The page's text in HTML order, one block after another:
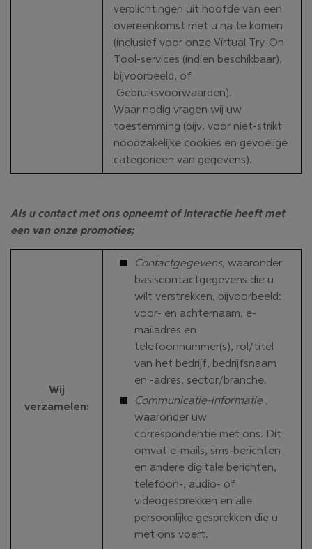
verplichtingen uit hoofde van een
overeenkomst met u na te komen
(inclusief voor onze Virtual Try-On
Tool-services (indien beschikbaar),
bijvoorbeeld, of
Gebruiksvoorwaarden).
Waar nodig vragen wij uw
toestemming (bijv. voor niet-strikt
noodzakelijke cookies en gevoelige
categorieën van gegevens).
Als u contact met ons opneemt of interactie heeft met
een van onze promoties;
Wij
verzamelen:
Contactgegevens, waaronder
basiscontactgegevens die u
wilt verstrekken, bijvoorbeeld:
voor- en achternaam, e-
mailadres en
telefoonnummer(s), rol/titel
van het bedrijf, bedrijfsnaam
en -adres, sector/branche.
Communicatie-informatie,
waaronder uw
correspondentie met ons. Dit
omvat e-mails, sms-berichten
en andere digitale berichten,
telefoon-, audio- of
videogesprekken en alle
persoonlijke gesprekken die u
met ons voert.